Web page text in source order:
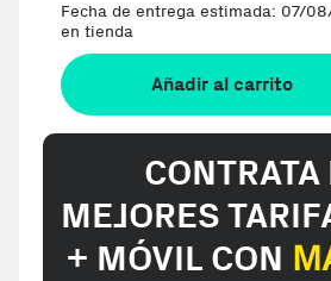
Fecha de entrega estimada: 07/
en tienda
Añadir al carrito
CONTRATA
MEJORES
+ MÓVIL CON